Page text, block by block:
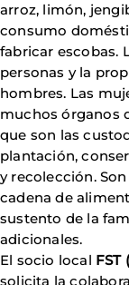
arroz, limón,
consumo
fabricar escobas.
personas y la
hombres. Las
muchos órganos
que son las
plantación,
y recolección.
cadena de
sustento de la
adicionales.
El socio local
solicita la